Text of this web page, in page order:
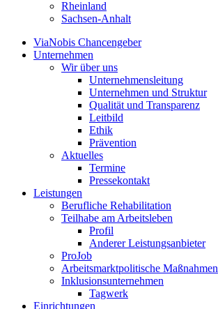
Rheinland
Sachsen-Anhalt
ViaNobis Chancengeber
Unternehmen
Wir über uns
Unternehmensleitung
Unternehmen und Struktur
Qualität und Transparenz
Leitbild
Ethik
Prävention
Aktuelles
Termine
Pressekontakt
Leistungen
Berufliche Rehabilitation
Teilhabe am Arbeitsleben
Profil
Anderer Leistungsanbieter
ProJob
Arbeitsmarktpolitische Maßnahmen
Inklusionsunternehmen
Tagwerk
Einrichtungen